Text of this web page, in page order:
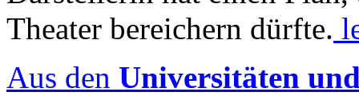
Theater bereichern dürfte.
Aus den Universitäten